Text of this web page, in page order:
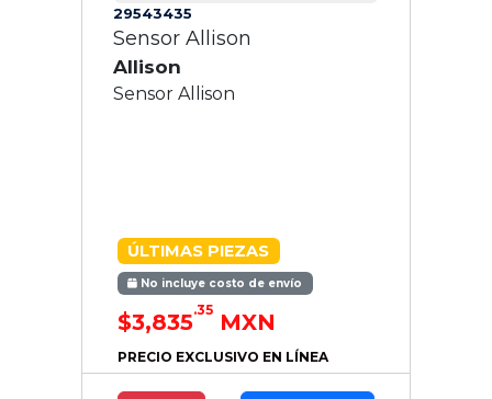
29543435
Sensor Allison
Allison
Sensor Allison
ÚLTIMAS PIEZAS
No incluye costo de envío
$3,835.35 MXN
PRECIO EXCLUSIVO EN LÍNEA